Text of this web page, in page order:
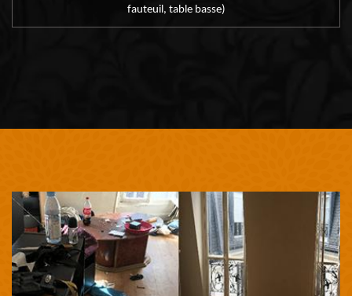
fauteuil, table basse)